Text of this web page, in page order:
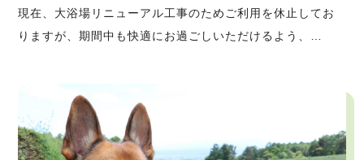
現在、大浴場リニューアル工事のためご利用を休止してお
りますが、期間中も快適にお過ごしいただけるよう、…